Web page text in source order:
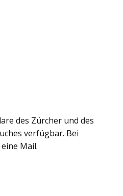
des Zürcher und des
verfügbar. Bei
Mail.